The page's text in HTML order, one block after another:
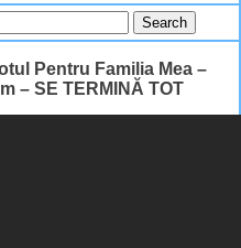
Pentru Familia Mea –
– SE TERMINĂ TOT